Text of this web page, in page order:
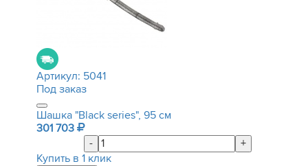
Артикул: 5041
Под заказ
Шашка "Black series", 95 см
301 703
-
+
Купить в 1 клик